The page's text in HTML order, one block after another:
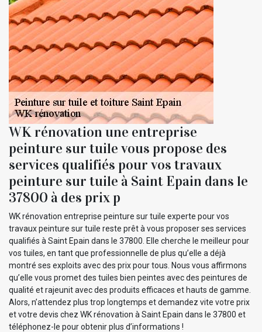
WK rénovation une entreprise
peinture sur tuile vous propose des
services qualifiés pour vos travaux
peinture sur tuile à Saint Epain dans le
37800 à des prix p
WK rénovation entreprise peinture sur tuile experte pour vos
travaux peinture sur tuile reste prêt à vous proposer ses services
qualifiés à Saint Epain dans le 37800. Elle cherche le meilleur pour
vos tuiles, en tant que professionnelle de plus qu’elle a déjà
montré ses exploits avec des prix pour tous. Nous vous affirmons
qu’elle vous promet des tuiles bien peintes avec des peintures de
qualité et rajeunit avec des produits efficaces et hauts de gamme.
Alors, n’attendez plus trop longtemps et demandez vite votre prix
et votre devis chez WK rénovation à Saint Epain dans le 37800 et
téléphonez-le pour obtenir plus d’informations !